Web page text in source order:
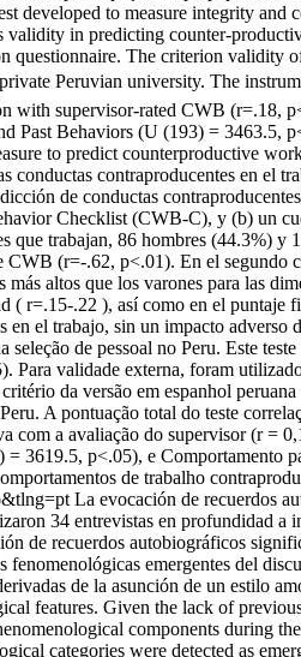
developed to measure integrity
validity in predicting counter-
questionnaire. The criterion validity
Peruvian university. The
with supervisor-rated CWB (r=.18,
Past Behaviors (U (193) = 3463.5,
to predict counterproductive
conductas contraproducentes en el
de conductas
Checklist (CWB-C), y (b) un
que trabajan, 86 hombres (44.3%)
CWB (r=-.62, p<.01). En el
más altos que los varones para las
( r=.15-.22 ), así como en el
en el trabajo, sin un impacto
de pessoal no Peru. Este
Para validade externa, foram
da versão em espanhol
A pontuação total do teste
com a avaliação do supervisor (r =
3619.5, p<.05), e Comportamento
de trabalho
La evocación de recuerdos
34 entrevistas en profundidad
de recuerdos autobiográficos
fenomenológicas emergentes del
de la asunción de un estilo
features. Given the lack of
components during
categories were detected as